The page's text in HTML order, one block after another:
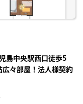
島中央駅西口徒歩5
々部屋！法人様契約